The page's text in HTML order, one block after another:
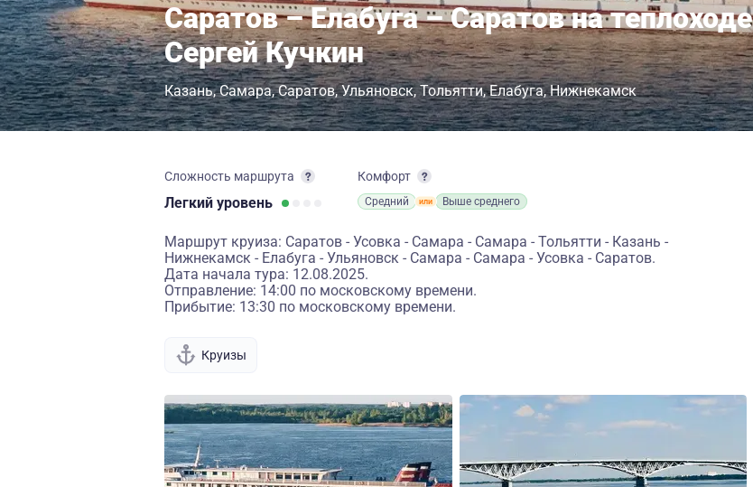
Саратов – Елабуга – Саратов на теплоходе
Сергей Кучкин
Казань Самара Саратов Ульяновск Тольятти Елабуга Нижнекамск
Сложность маршрута
Легкий уровень
Комфорт
Средний Выше среднего
Маршрут круиза: Саратов - Усовка - Самара - Самара - Тольятти - Казань -
Нижнекамск - Елабуга - Ульяновск - Самара - Самара - Усовка - Саратов.
Дата начала тура: 12.08.2025.
Отправление: 14:00 по московскому времени.
Прибытие: 13:30 по московскому времени.
Круизы